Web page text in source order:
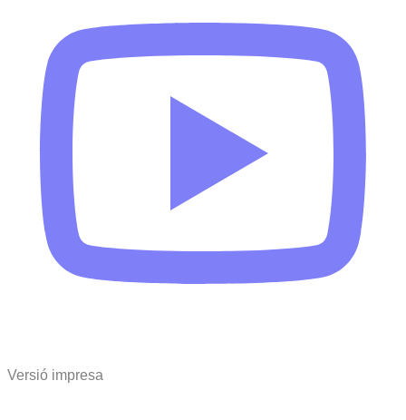
Versió impresa